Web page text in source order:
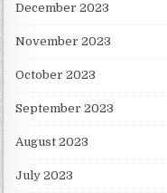
December 2023
November 2023
October 2023
September 2023
August 2023
July 2023